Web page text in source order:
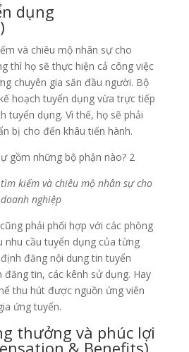
dụng
và chiêu mộ nhân sự cho
thì họ sẽ thực hiện cả công việc
chuyên gia săn đầu người. Bộ
hoạch tuyển dụng vừa trực tiếp
tuyển dụng. Vì thế, họ sẽ phải
bị cho đến khâu tiến hành.
kiếm và chiêu mộ nhân sự cho
doanh nghiệp
phải phối hợp với các phòng
nhu cầu tuyển dụng của từng
đăng nội dung tin tuyển
tin, các kênh sử dụng. Hay
thu hút được nguồn ứng viên
ứng tuyển.
thưởng và phúc lợi
& Benefits)